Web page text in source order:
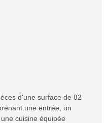
d'une surface de 82
une entrée, un
cuisine équipée